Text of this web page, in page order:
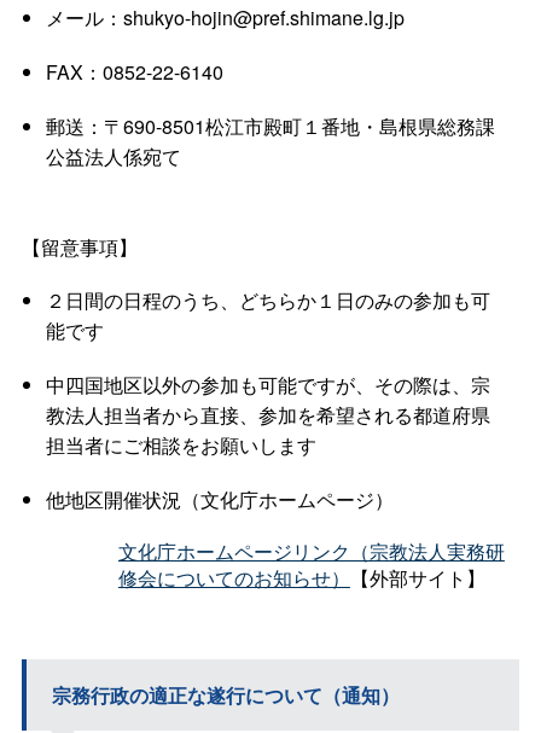
メール：shukyo-hojin@pref.shimane.lg.jp
FAX：0852-22-6140
郵送：〒690-8501松江市殿町１番地・島根県総務課
公益法人係宛て
【留意事項】
２日間の日程のうち、どちらか１日のみの参加も可
能です
中四国地区以外の参加も可能ですが、その際は、宗
教法人担当者から直接、参加を希望される都道府県
担当者にご相談をお願いします
他地区開催状況（文化庁ホームページ）
文化庁ホームページリンク（宗教法人実務研
修会についてのお知らせ）
【外部サイト】
宗務行政の適正な遂行について（通知）